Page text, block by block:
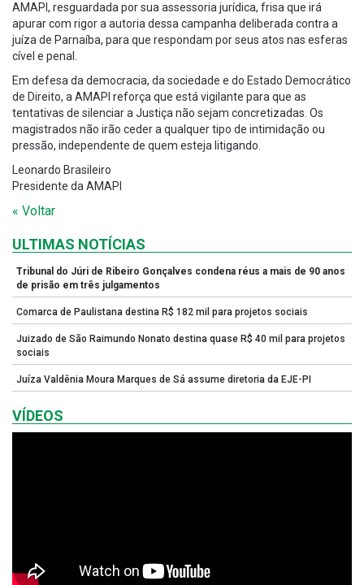
AMAPI, resguardada por sua assessoria jurídica, frisa que irá
apurar com rigor a autoria dessa campanha deliberada contra a
juíza de Parnaíba, para que respondam por seus atos nas esferas
cível e penal.
Em defesa da democracia, da sociedade e do Estado Democrático
de Direito, a AMAPI reforça que está vigilante para que as
tentativas de silenciar a Justiça não sejam concretizadas. Os
magistrados não irão ceder a qualquer tipo de intimidação ou
pressão, independente de quem esteja litigando.
Leonardo Brasileiro
Presidente da AMAPI
« Voltar
ULTIMAS NOTÍCIAS
Tribunal do Júri de Ribeiro Gonçalves condena réus a mais de 90 anos
de prisão em três julgamentos
Comarca de Paulistana destina R$ 182 mil para projetos sociais
Juizado de São Raimundo Nonato destina quase R$ 40 mil para projetos
sociais
Juíza Valdênia Moura Marques de Sá assume diretoria da EJE-PI
VÍDEOS